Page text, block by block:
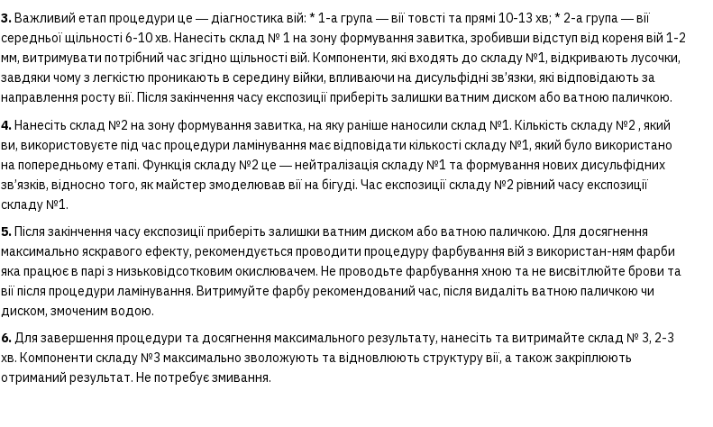
3.Важливий етап процедури це ― діагностика вій: * 1-а група ― вії товсті та прямі 10-13 хв; * 2-а група ― вії
середньої щільності 6-10 хв. Нанесіть склад № 1 на зону формування завитка, зробивши відступ від кореня вій 1-2
мм, витримувати потрібний час згідно щільності вій. Компоненти, які входять до складу №1, відкривають лусочки,
завдяки чому з легкістю проникають в середину війки, впливаючи на дисульфідні зв’язки, які відповідають за
направлення росту вії. Після закінчення часу експозиції приберіть залишки ватним диском або ватною паличкою.
4.Нанесіть склад №2 на зону формування завитка, на яку раніше наносили склад №1. Кількість складу №2 , який
ви, використовуєте під час процедури ламінування має відповідати кількості складу №1, який було використано
на попередньому етапі. Функція складу №2 це ― нейтралізація складу №1 та формування нових дисульфідних
зв’язків, відносно того, як майстер змоделював вії на бігуді. Час експозиції складу №2 рівний часу експозиції
складу №1.
5.Після закінчення часу експозиції приберіть залишки ватним диском або ватною паличкою. Для досягнення
максимально яскравого ефекту, рекомендується проводити процедуру фарбування вій з використан-ням фарби
яка працює в парі з низьковідсотковим окислювачем. Не проводьте фарбування хною та не висвітлюйте брови та
вії після процедури ламінування. Витримуйте фарбу рекомендований час, після видаліть ватною паличкою чи
диском, змоченим водою.
6.Для завершення процедури та досягнення максимального результату, нанесіть та витримайте склад № 3, 2-3
хв. Компоненти складу №3 максимально зволожують та відновлюють структуру вії, а також закріплюють
отриманий результат. Не потребує змивання.